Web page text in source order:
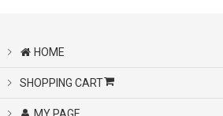
HOME
SHOPPING CART